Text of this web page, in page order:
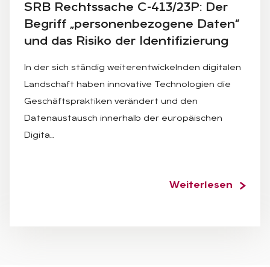
SRB Rechts­sa­che C-413/23P: Der
Be­griff „per­so­nen­be­zo­ge­ne Da­ten“
und das Ri­si­ko der Iden­ti­fi­zie­rung
In der sich ständig weiterentwickelnden digitalen
Landschaft haben innovative Technologien die
Geschäftspraktiken verändert und den
Datenaustausch innerhalb der europäischen
Digita…
Weiterlesen